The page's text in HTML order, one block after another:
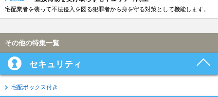
宅配業者を装って不法侵入を図る犯罪者から身を守る対策として機能します。
その他の特集一覧
セキュリティ
宅配ボックス付き